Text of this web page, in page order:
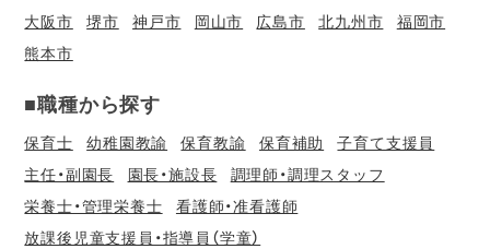
大阪市
堺市 神戸市 岡山市 広島市 北九州市
福岡市
熊本市
■職種から探す
保育士 幼稚園教諭 保育教諭 保育補助
子育て支援員
主任・副園長
園長・施設長
調理師・調理スタッフ
栄養士・管理栄養士
看護師・准看護師
放課後児童支援員・指導員（学童）